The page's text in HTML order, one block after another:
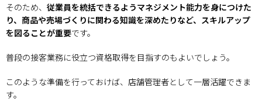
そのため、 従業員を統括できるようマネジメント能力を身につけた
り、商品や売場づくりに関わる知識を深めたりなど、スキルアップ
を図ることが重要です。
普段の接客業務に役立つ資格取得を目指すのもよいでしょう。
このような準備を行っておけば、店舗管理者として一層活躍できま
す。